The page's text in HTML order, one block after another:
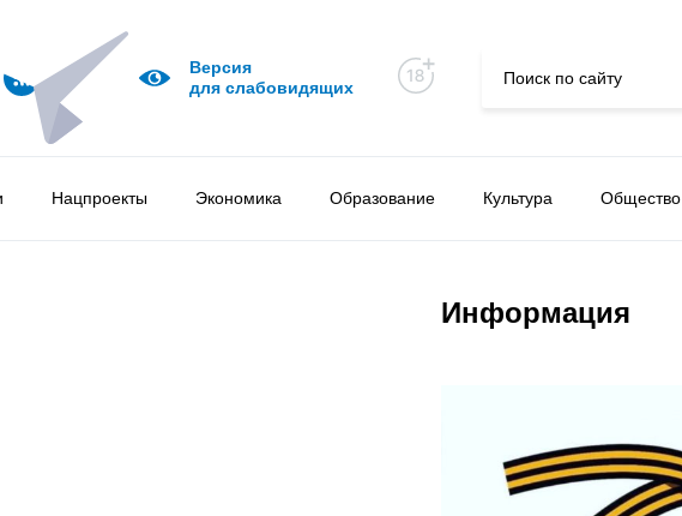
Версия
для слабовидящих
Нацпроекты Экономика Образование Культура Общество
Информация